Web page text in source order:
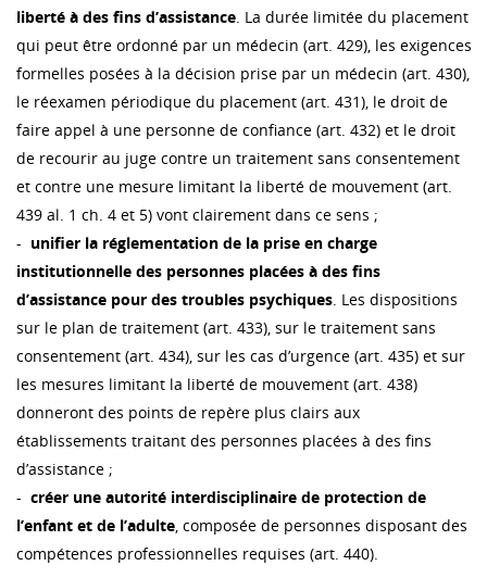
liberté à des fins d’assistance. La durée limitée du placement
qui peut être ordonné par un médecin (art. 429), les exigences
formelles posées à la décision prise par un médecin (art. 430),
le réexamen périodique du placement (art. 431), le droit de
faire appel à une personne de confiance (art. 432) et le droit
de recourir au juge contre un traitement sans consentement
et contre une mesure limitant la liberté de mouvement (art.
439 al. 1 ch. 4 et 5) vont clairement dans ce sens ;
- unifier la réglementation de la prise en charge
institutionnelle des personnes placées à des fins
d’assistance pour des troubles psychiques. Les dispositions
sur le plan de traitement (art. 433), sur le traitement sans
consentement (art. 434), sur les cas d’urgence (art. 435) et sur
les mesures limitant la liberté de mouvement (art. 438)
donneront des points de repère plus clairs aux
établissements traitant des personnes placées à des fins
d’assistance ;
- créer une autorité interdisciplinaire de protection de
l’enfant et de l’adulte, composée de personnes disposant des
compétences professionnelles requises (art. 440).